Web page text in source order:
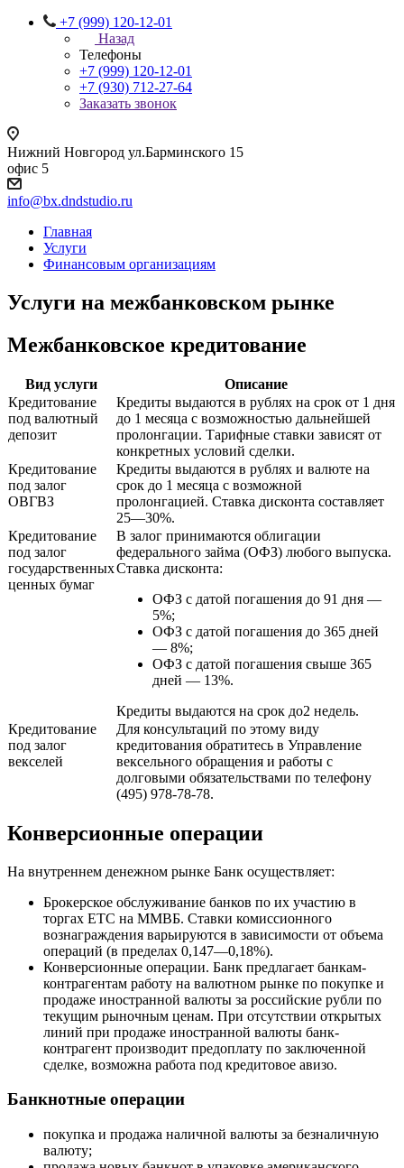
+7 (999) 120-12-01
Назад
Телефоны
+7 (999) 120-12-01
+7 (930) 712-27-64
Заказать звонок
Нижний Новгород ул.Барминского 15
офис 5
info@bx.dndstudio.ru
Главная
Услуги
Финансовым организациям
Услуги на межбанковском рынке
Межбанковское кредитование
Вид услуги
Описание
Кредитование
под валютный
депозит
Кредиты выдаются в рублях на срок от 1 дня
до 1 месяца с возможностью дальнейшей
пролонгации. Тарифные ставки зависят от
конкретных условий сделки.
Кредитование
под залог
ОВГВЗ
Кредиты выдаются в рублях и валюте на
срок до 1 месяца с возможной
пролонгацией. Ставка дисконта составляет
25—30%.
Кредитование
под залог
государственных
ценных бумаг
В залог принимаются облигации
федерального займа (ОФЗ) любого выпуска.
Ставка дисконта:
ОФЗ с датой погашения до 91 дня —
5%;
ОФЗ с датой погашения до 365 дней
— 8%;
ОФЗ с датой погашения свыше 365
дней — 13%.
Кредиты выдаются на срок до2 недель.
Кредитование
под залог
векселей
Для консультаций по этому виду
кредитования обратитесь в Управление
вексельного обращения и работы с
долговыми обязательствами по телефону
(495) 978-78-78.
Конверсионные операции
На внутреннем денежном рынке Банк осуществляет:
Брокерское обслуживание банков по их участию в
торгах ЕТС на ММВБ. Ставки комиссионного
вознаграждения варьируются в зависимости от объема
операций (в пределах 0,147—0,18%).
Конверсионные операции. Банк предлагает банкам-
контрагентам работу на валютном рынке по покупке и
продаже иностранной валюты за российские рубли по
текущим рыночным ценам. При отсутствии открытых
линий при продаже иностранной валюты банк-
контрагент производит предоплату по заключенной
сделке, возможна работа под кредитовое авизо.
Банкнотные операции
покупка и продажа наличной валюты за безналичную
валюту;